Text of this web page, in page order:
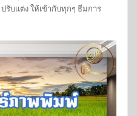
รับแต่ง ให้เข้ากับทุกๆ ธีมการ